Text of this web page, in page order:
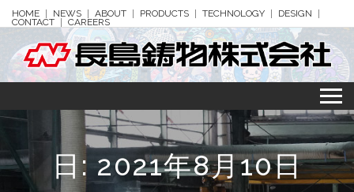
HOME NEWS ABOUT PRODUCTS TECHNOLOGY DESIGN
CONTACT CAREERS
日:2021年8月10日